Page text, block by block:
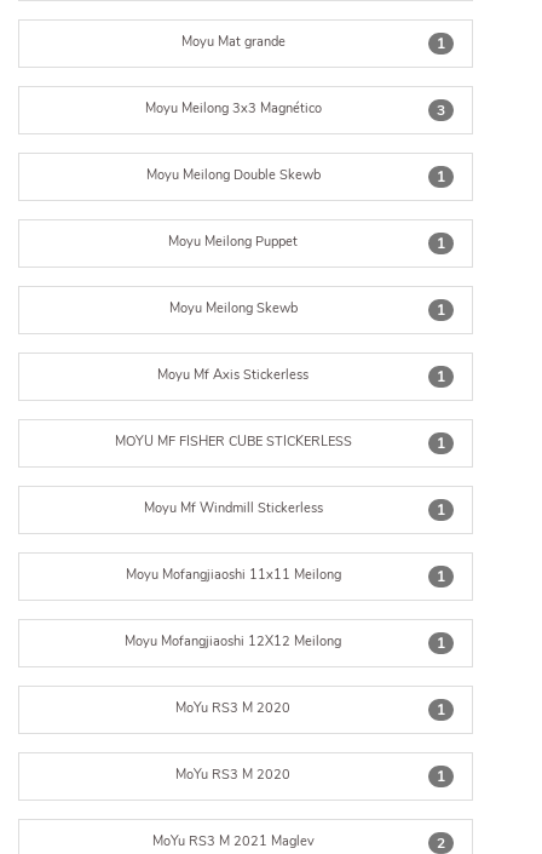
1
Moyu Mat grande
3
Moyu Meilong 3x3 Magnético
1
Moyu Meilong Double Skewb
1
Moyu Meilong Puppet
1
Moyu Meilong Skewb
1
Moyu Mf Axis Stickerless
1
MOYU MF FISHER CUBE STICKERLESS
1
Moyu Mf Windmill Stickerless
1
Moyu Mofangjiaoshi 11x11 Meilong
1
Moyu Mofangjiaoshi 12X12 Meilong
1
MoYu RS3 M 2020
1
MoYu RS3 M 2020
2
MoYu RS3 M 2021 Maglev